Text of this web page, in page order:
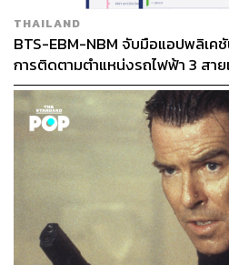
THAILAND
BTS-EBM-NBM จับมือแอปพลิเค
การติดตามตำแหน่งรถไฟฟ้า 3 สา